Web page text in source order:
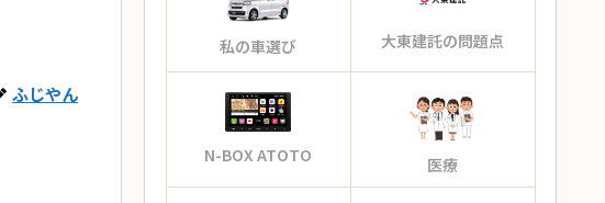
ふじやん
私の車選び 大東建託の問題点
N-BOX ATOTO 医療